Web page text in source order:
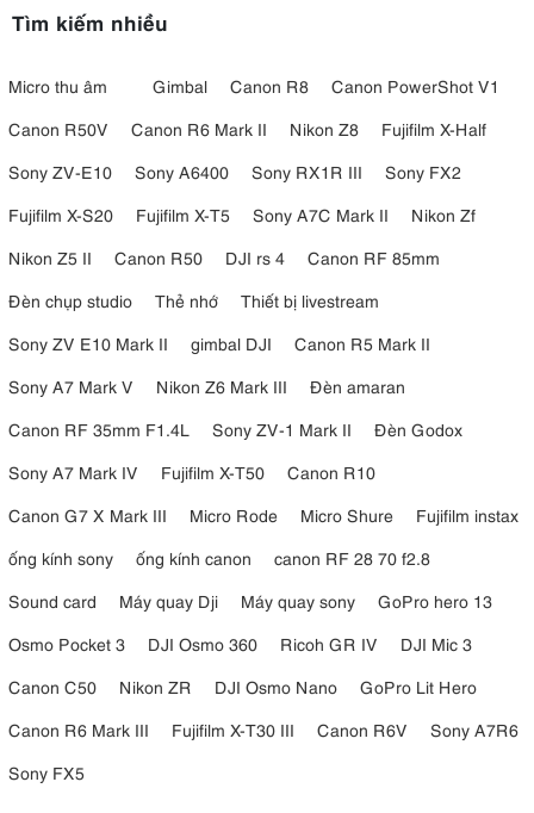
100TBR
Tìm kiếm nhiều
Micro thu âm Gimbal Canon R8
Canon PowerShot V1
Canon R50V
Canon R6 Mark II Nikon Z8
Fujifilm X-Half
Sony ZV-E10
Sony A6400 Sony RX1R III
Sony FX2
Fujifilm X-S20
Fujifilm X-T5 Sony A7C Mark II
Nikon Zf
Nikon Z5 II
Canon R50 DJI rs 4
Canon RF 85mm
Đèn chụp studio
Thẻ nhớ
Thiết bị livestream
Sony ZV E10 Mark II
gimbal DJI
Canon R5 Mark II
Sony A7 Mark V
Nikon Z6 Mark III
Đèn amaran
Canon RF 35mm F1.4L
Sony ZV-1 Mark II
Đèn Godox
Sony A7 Mark IV
Fujifilm X-T50
Canon R10
Canon G7 X Mark III
Micro Rode Micro Shure
Fujifilm instax
ống kính sony
ống kính canon
canon RF 28 70 f2.8
Sound card
Máy quay Dji Máy quay sony
GoPro hero 13
Osmo Pocket 3
DJI Osmo 360 Ricoh GR IV
DJI Mic 3
Canon C50
Nikon ZR DJI Osmo Nano
GoPro Lit Hero
Canon R6 Mark III
Fujifilm X-T30 III Canon R6V
Sony A7R6
Sony FX5